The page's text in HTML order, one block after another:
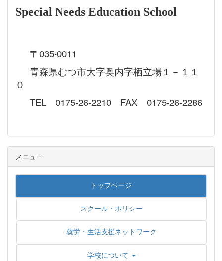
Special Needs Education School
〒035-0011
青森県むつ市大字奥内字栖立場１－１１
０
TEL 0175-26-2210 FAX 0175-26-2286
メニュー
トップページ
スクール・ポリシー
就労・生活支援ネットワーク
学校について